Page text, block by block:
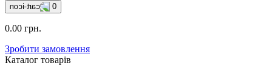
0
0.00 грн.
Зробити замовлення
Каталог товарів